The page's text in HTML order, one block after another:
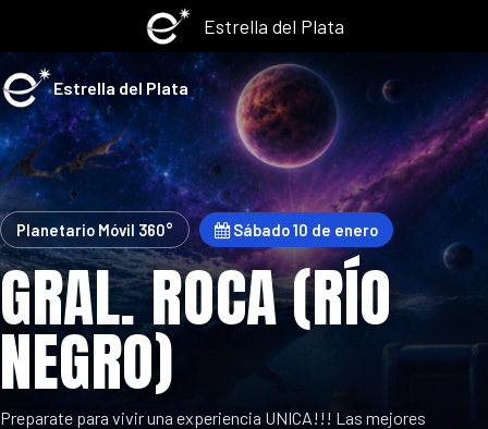
Estrella del Plata
Estrella del Plata
Planetario Móvil 360° Sábado 10 de enero
GRAL. ROCA (RÍO
NEGRO)
Preparate para vivir una experiencia UNICA!!! Las mejores